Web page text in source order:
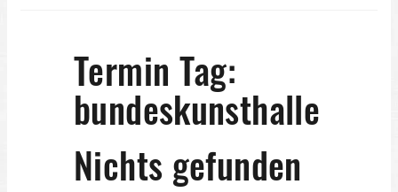
Termin Tag:
bundeskunsthalle
Nichts gefunden